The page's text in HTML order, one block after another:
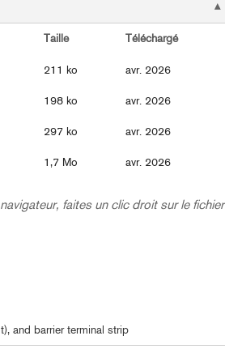
Taille Téléchargé
211 ko avr. 2026
198 ko avr. 2026
297 ko avr. 2026
1,7 Mo avr. 2026
faites un clic droit sur le fichier
and barrier terminal strip